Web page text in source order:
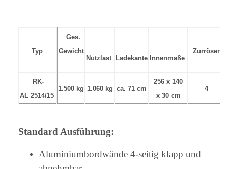
Typ
Ges.
Gewicht
Nutzlast
Ladekante Innenmaße
Zurrösen
RK-
AL 2514/15
1.500 kg 1.060 kg ca. 71 cm
256 x 140
x 30 cm
4
Standard Ausführung:
Aluminiumbordwände 4-seitig klapp und